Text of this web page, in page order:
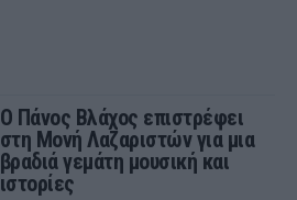
Ο Πάνος Βλάχος επιστρέφει
στη Μονή Λαζαριστών για μια
βραδιά γεμάτη μουσική και
ιστορίες